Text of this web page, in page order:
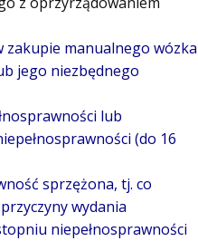
zakupie manualnego wózka
jego niezbędnego
lub
(do 16
sprzężona, tj. co
wydania
niepełnosprawności